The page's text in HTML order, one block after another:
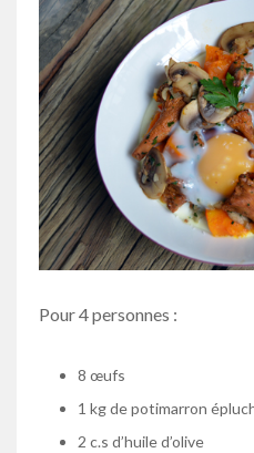
Pour 4 personnes :
8 œufs
1 kg de potimarron
2 c.s d’huile d’olive